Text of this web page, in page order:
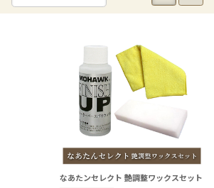
なあたンセレクト 艶調整ワックスセット